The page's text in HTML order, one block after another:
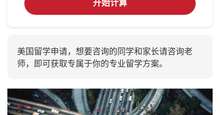
开始计算
美国留学申请，想要咨询的同学和家长请咨询老
师，即可获取专属于你的专业留学方案。